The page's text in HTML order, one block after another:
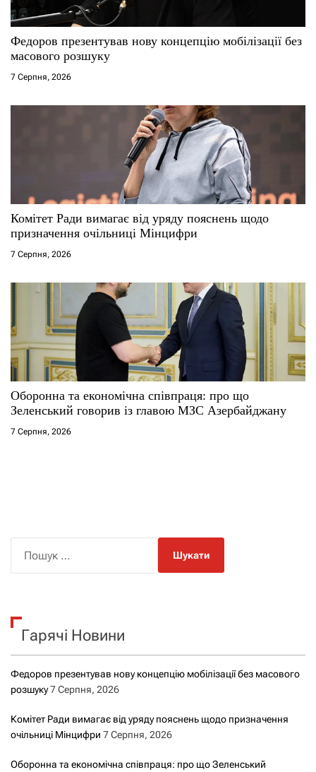
Федоров презентував нову концепцію мобілізації без
масового розшуку
7 Серпня, 2026
Комітет Ради вимагає від уряду пояснень щодо
призначення очільниці Мінцифри
7 Серпня, 2026
Оборонна та економічна співпраця: про що
Зеленський говорив із главою МЗС Азербайджану
7 Серпня, 2026
к
Гарячі Новини
Федоров презентував нову концепцію мобілізації без масового
розшуку7 Серпня, 2026
Комітет Ради вимагає від уряду пояснень щодо призначення
очільниці Мінцифри 7 Серпня, 2026
Оборонна та економічна співпраця: про що Зеленський